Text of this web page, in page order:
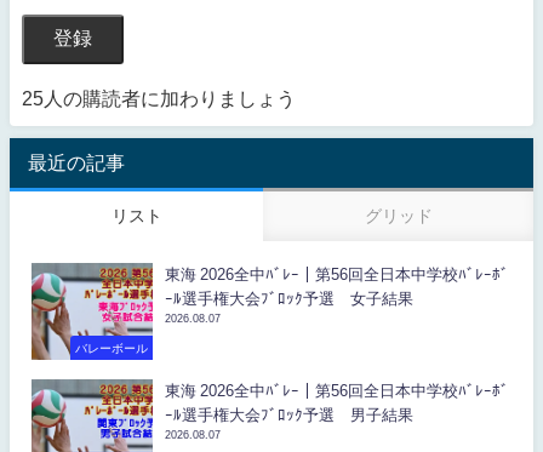
登録
25人の購読者に加わりましょう
最近の記事
リスト グリッド
バレーボール
東海 2026全中ﾊﾞﾚｰ｜第56回全日本中学校ﾊﾞﾚｰﾎﾞ
ｰﾙ選手権大会ﾌﾞﾛｯｸ予選 女子結果
2026.08.07
東海 2026全中ﾊﾞﾚｰ｜第56回全日本中学校ﾊﾞﾚｰﾎﾞ
ｰﾙ選手権大会ﾌﾞﾛｯｸ予選 男子結果
2026.08.07